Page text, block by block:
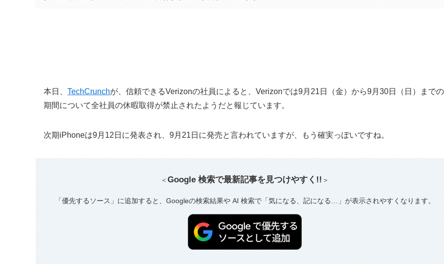
本日、 TechCrunchが、信頼できるVerizonの社員によると、Verizonでは9月21日（金）から9月30日（日）までの
期間について全社員の休暇取得が禁止されたようだと報じています。
次期iPhoneは9月12日に発表され、9月21日に発売と言われていますが、もう確実っぽいですね。
＜Google 検索で最新記事を見つけやすく!! ＞
「優先するソース」に追加すると、Googleの検索結果や AI 検索で「気になる、記になる…」が表示されやすくなります。